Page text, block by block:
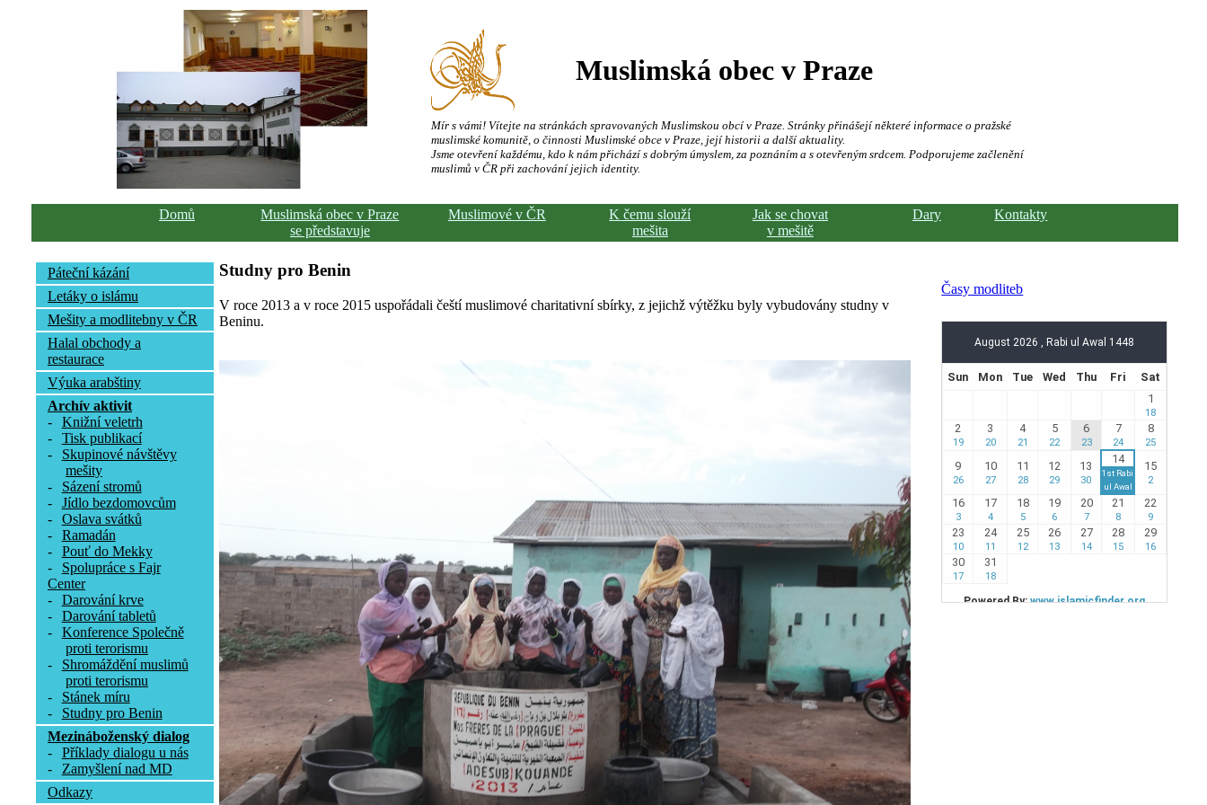
Muslimská obec v Praze
Mír s vámi! Vítejte na stránkách spravovaných Muslimskou obcí v Praze. Stránky přinášejí některé informace o pražské
muslimské komunitě, o činnosti Muslimské obce v Praze, její historii a další aktuality.
Jsme otevření každému, kdo k nám přichází s dobrým úmyslem, za poznáním a s otevřeným srdcem. Podporujeme začlenění
muslimů v ČR při zachování jejich identity.
Domů
Muslimská obec v Praze
se představuje
Muslimové v ČR
K čemu slouží
mešita
Jak se chovat
v mešitě
Dary Kontakty
Páteční kázání
Letáky o islámu
Mešity a modlitebny v ČR
Halal obchody a
restaurace
Výuka arabštiny
Archív aktivit
-
Knižní veletrh
-
Tisk publikací
-
Skupinové návštěvy
mešity
-
Sázení stromů
-
Jídlo bezdomovcům
-
Oslava svátků
-
Ramadán
-
Pouť do Mekky
-
Spolupráce s Fajr
Center
-
Darování krve
-
Darování tabletů
-
Konference Společně
proti terorismu
-
Shromáždění muslimů
proti terorismu
-
Stánek míru
-
Studny pro Benin
Mezináboženský dialog
-
Příklady dialogu u nás
-
Zamyšlení nad MD
Odkazy
Studny pro Benin
V roce 2013 a v roce 2015 uspořádali čeští muslimové charitativní sbírky, z jejichž výtěžku byly vybudovány studny v
Beninu.
Časy modliteb